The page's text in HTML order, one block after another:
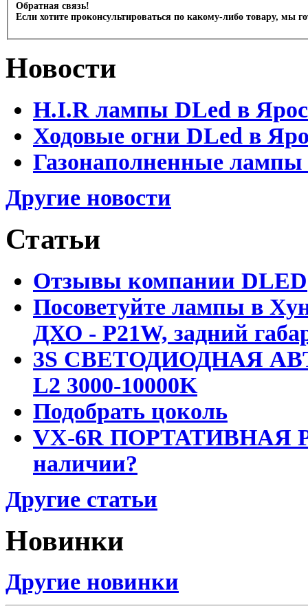
Обратная связь!
Если хотите проконсультироваться по какому-либо товару, мы
Новости
H.I.R лампы DLed в
Ходовые огни DLed в
Газонаполненные
Другие новости
Статьи
Отзывы компании DLED
Посоветуйте лампы в
ДХО - P21W, задний
3S СВЕТОДИОДНАЯ
L2 3000-10000K
Подобрать цоколь
VX-6R ПОРТАТИВНАЯ
наличии?
Другие статьи
Новинки
Другие новинки